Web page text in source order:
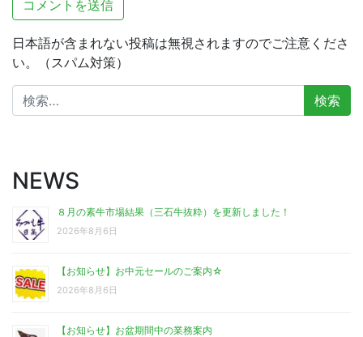
日本語が含まれない投稿は無視されますのでご注意くださ
い。（スパム対策）
検
索:
NEWS
８月の素牛市場結果（三石牛抜粋）を更新しました！
2026年8月6日
【お知らせ】お中元セールのご案内☆
2026年8月6日
【お知らせ】お盆期間中の業務案内